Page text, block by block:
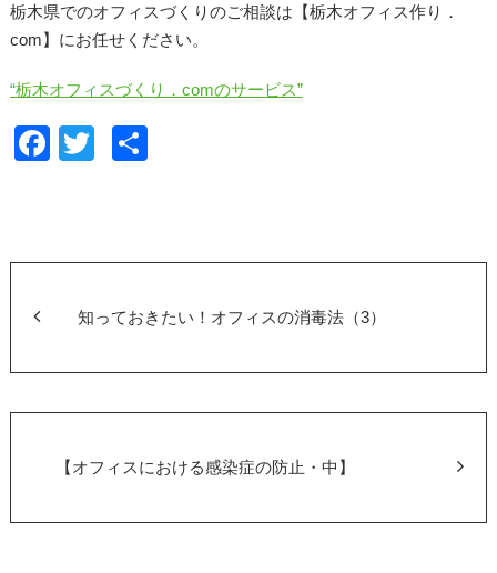
栃木県でのオフィスづくりのご相談は【栃木オフィス作り．
com】にお任せください。
“栃木オフィスづくり．comのサービス”
F
知っておきたい！オフィスの消毒法（3）
【オフィスにおける感染症の防止・中】